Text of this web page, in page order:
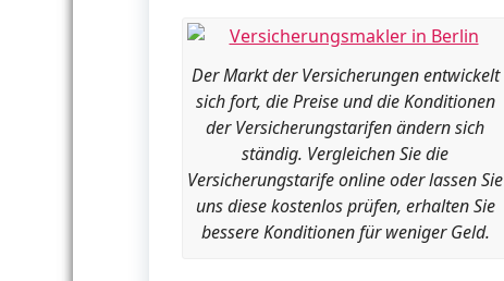
Der Markt der Versicherungen entwickelt
sich fort, die Preise und die Konditionen
der Versicherungstarifen ändern sich
ständig. Vergleichen Sie die
Versicherungstarife online oder lassen Sie
uns diese kostenlos prüfen, erhalten Sie
bessere Konditionen für weniger Geld.